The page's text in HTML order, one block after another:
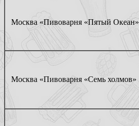
Москва «Пивоварня «Пятый Океан»
Москва «Пивоварня «Семь холмов»